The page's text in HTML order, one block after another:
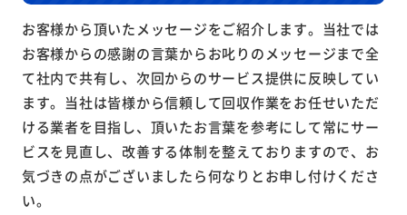
お客様から頂いたメッセージをご紹介します。当社では
お客様からの感謝の言葉からお叱りのメッセージまで全
て社内で共有し、次回からのサービス提供に反映してい
ます。当社は皆様から信頼して回収作業をお任せいただ
ける業者を目指し、頂いたお言葉を参考にして常にサー
ビスを見直し、改善する体制を整えておりますので、お
気づきの点がございましたら何なりとお申し付けくださ
い。